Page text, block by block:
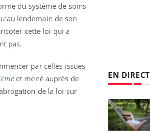
du système de soins
lendemain de son
cette loi qui a
pas.
par celles issues
et mené auprès de
de la loi sur
EN DIRECT